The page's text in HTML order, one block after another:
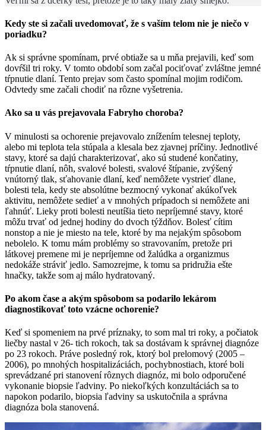
Kedy ste si začali uvedomovať, že s vaším telom nie je niečo v
poriadku?
Ak si správne spomínam, prvé obtiaže sa u mňa prejavili, keď som
dovŕšil tri roky. V tomto období som začal pociťovať zvláštne jemné
tŕpnutie dlaní. Tento prejav som často spomínal mojim rodičom.
Odvtedy sme začali chodiť na rôzne vyšetrenia.
Ako sa u vás prejavovala Fabryho choroba?
V minulosti sa ochorenie prejavovalo znížením telesnej teploty,
alebo mi teplota tela stúpala a klesala bez zjavnej príčiny. Jednotlivé
stavy, ktoré sa dajú charakterizovať, ako sú studené končatiny,
tŕpnutie dlaní, nôh, svalové bolesti, svalové štípanie, zvýšený
vnútorný tlak, sťahovanie dlaní, keď nemôžete vystrieť dlane,
bolesti tela, kedy ste absolútne bezmocný vykonať akúkoľvek
aktivitu, nemôžete sedieť a v mnohých prípadoch si nemôžete ani
ľahnúť. Lieky proti bolesti neutíšia tieto nepríjemné stavy, ktoré
môžu trvať od jednej hodiny do dvoch týždňov. Bolesť cítim
nonstop a nie je miesto na tele, ktoré by ma nejakým spôsobom
nebolelo. K tomu mám problémy so stravovaním, pretože pri
látkovej premene mi je nepríjemne od žalúdka a organizmus
nedokáže stráviť jedlo. Samozrejme, k tomu sa pridružia ešte
hnačky, takže som aj málo hydratovaný.
Po akom čase a akým spôsobom sa podarilo lekárom
diagnostikovať toto vzácne ochorenie?
Keď si spomeniem na prvé príznaky, to som mal tri roky, a počiatok
liečby nastal v 26- tich rokoch, tak sa dostávam k správnej diagnóze
po 23 rokoch. Práve posledný rok, ktorý bol prelomový (2005 –
2006), po mnohých hospitalizáciách, pochybnostiach, ktoré boli
sprevádzané pri stanovení rôznych diagnóz, mi bolo odporučené
vykonanie biopsie ľadviny. Po niekoľkých konzultáciách sa to
napokon podarilo, biopsia ľadviny sa uskutočnila a správna
diagnóza bola stanovená.